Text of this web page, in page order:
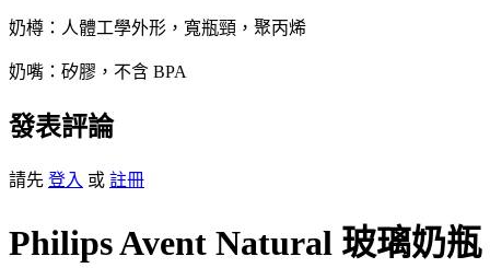
奶樽：人體工學外形，寬瓶頸，聚丙烯
奶嘴：矽膠，不含 BPA
發表評論
請先 登入 或 註冊
Philips Avent Natural 玻璃奶瓶